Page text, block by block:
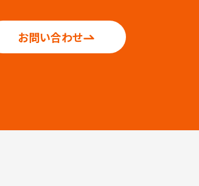
お問い合わせ